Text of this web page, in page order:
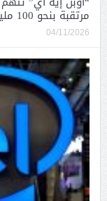
مرتقبة بنحو 100 مليار دولار
04/11/2026